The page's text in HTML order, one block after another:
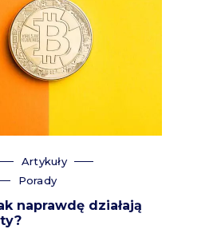
Artykuły
Porady
naprawdę działają